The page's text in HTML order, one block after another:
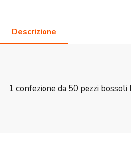
1 confezione da 50 pezzi